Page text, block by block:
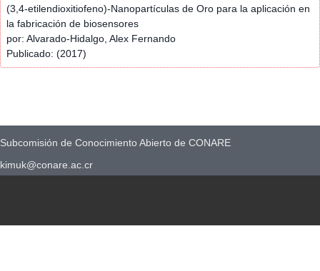
(3,4-etilendioxitiofeno)-Nanopartículas de Oro para la aplicación en
la fabricación de biosensores
por: Alvarado-Hidalgo, Alex Fernando
Publicado: (2017)
Subcomisión de Conocimiento Abierto de CONARE
kimuk@conare.ac.cr